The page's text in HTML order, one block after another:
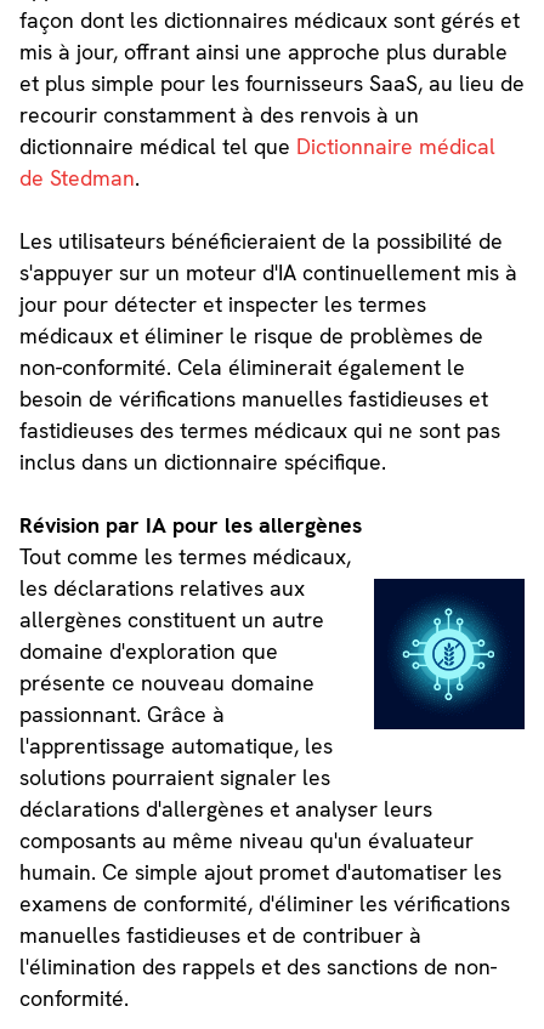
façon dont les dictionnaires médicaux sont gérés et
mis à jour, offrant ainsi une approche plus durable
et plus simple pour les fournisseurs SaaS, au lieu de
recourir constamment à des renvois à un
dictionnaire médical tel que Dictionnaire médical
de Stedman.
Les utilisateurs bénéficieraient de la possibilité de
s'appuyer sur un moteur d'IA continuellement mis à
jour pour détecter et inspecter les termes
médicaux et éliminer le risque de problèmes de
non-conformité. Cela éliminerait également le
besoin de vérifications manuelles fastidieuses et
fastidieuses des termes médicaux qui ne sont pas
inclus dans un dictionnaire spécifique.
Révision par IA pour les allergènes
Tout comme les termes médicaux,
les déclarations relatives aux
allergènes constituent un autre
domaine d'exploration que
présente ce nouveau domaine
passionnant. Grâce à
l'apprentissage automatique, les
solutions pourraient signaler les
déclarations d'allergènes et analyser leurs
composants au même niveau qu'un évaluateur
humain. Ce simple ajout promet d'automatiser les
examens de conformité, d'éliminer les vérifications
manuelles fastidieuses et de contribuer à
l'élimination des rappels et des sanctions de non-
conformité.